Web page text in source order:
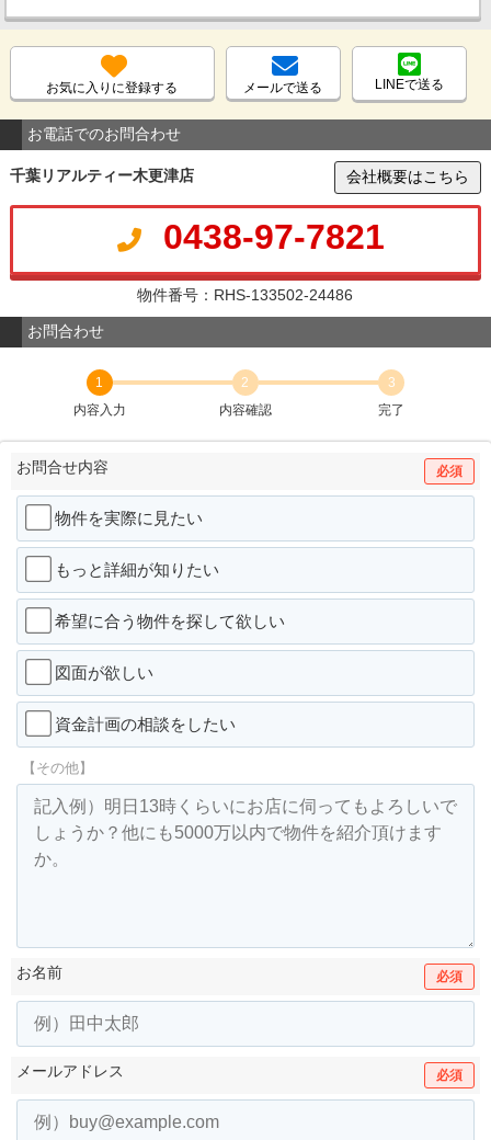
お気に入りに登録する メールで送る LINEで送る
お電話でのお問合わせ
千葉リアルティー木更津店 会社概要はこちら
0438-97-7821
物件番号：RHS-133502-24486
お問合わせ
1
内容入力
2
内容確認
3
完了
お問合せ内容 必須
物件を実際に見たい
もっと詳細が知りたい
希望に合う物件を探して欲しい
図面が欲しい
資金計画の相談をしたい
【その他】
お名前 必須
メールアドレス 必須